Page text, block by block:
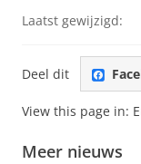
Laatst gewijzigd:
Deel dit
View this page in:
Meer nieuws